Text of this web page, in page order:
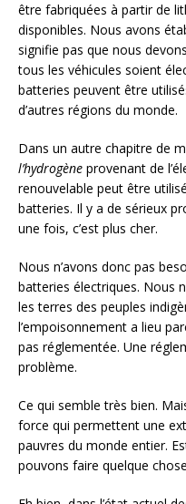
être fabriquées à partir de
disponibles. Nous avons
signifie pas que nous
tous les véhicules soient
batteries peuvent être
d’autres régions du monde.
Dans un autre chapitre de
l’hydrogène provenant de
renouvelable peut être
batteries. Il y a de sérieux
une fois, c’est plus cher.
Nous n’avons donc pas
batteries électriques. Nous
les terres des peuples
l’empoisonnement a lieu
pas réglementée. Une
problème.
Ce qui semble très bien.
force qui permettent une
pauvres du monde entier.
pouvons faire quelque